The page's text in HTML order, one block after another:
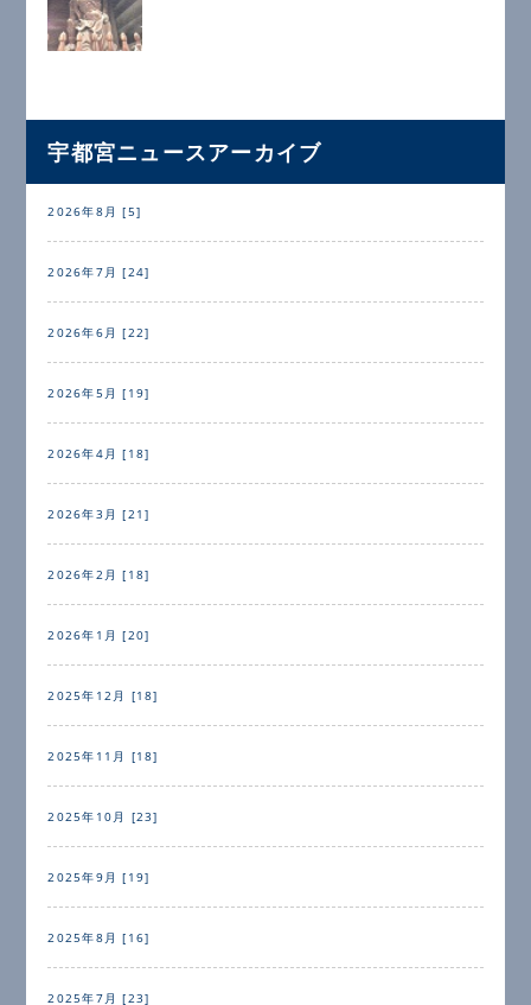
宇都宮ニュースアーカイブ
2026年8月 [5]
2026年7月 [24]
2026年6月 [22]
2026年5月 [19]
2026年4月 [18]
2026年3月 [21]
2026年2月 [18]
2026年1月 [20]
2025年12月 [18]
2025年11月 [18]
2025年10月 [23]
2025年9月 [19]
2025年8月 [16]
2025年7月 [23]